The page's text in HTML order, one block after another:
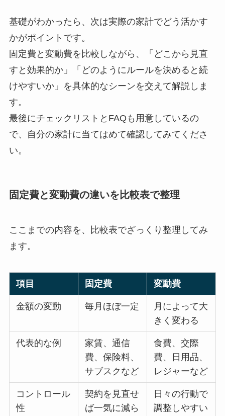
基礎がわかったら、次は実際の家計でどう活かす
かがポイントです。
固定費と変動費を比較しながら、「どこから見直
すと効果的か」「どのようにルールを決めると続
けやすいか」を具体的なシーンを交えて解説しま
す。
最後にチェックリストとFAQも用意しているの
で、自分の家計に当てはめて確認してみてくださ
い。
固定費と変動費の違いを比較表で整理
ここまでの内容を、比較表でざっくり整理してみ
ます。
項目 固定費 変動費
金額の変動 毎月ほぼ一定
月によって大
きく変わる
代表的な例
家賃、通信
費、保険料、
サブスクなど
食費、交際
費、日用品、
レジャーなど
コントロール
性
契約を見直せ
ば一気に減ら
日々の行動で
調整しやすい